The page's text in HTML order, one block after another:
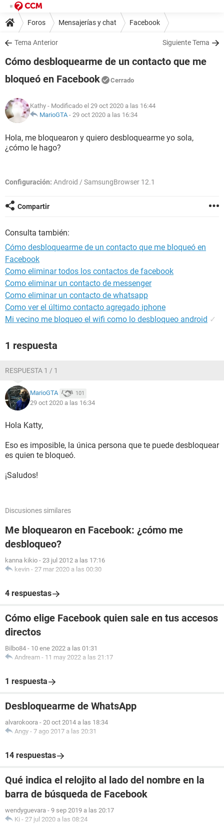
Foros Mensajerías y chat Facebook
Tema Anterior Siguiente Tema
Cómo desbloquearme de un contacto que me
bloqueó en Facebook
Cerrado
Kathy - Modificado el 29 oct 2020 a las 16:44
MarioGTA- 29 oct 2020 a las 16:34
Hola, me bloquearon y quiero desbloquearme yo sola,
¿cómo le hago?
Configuración: Android / SamsungBrowser 12.1
Compartir
Consulta también:
Cómo desbloquearme de un contacto que me bloqueó en
Facebook
Como eliminar todos los contactos de facebook
Como eliminar un contacto de messenger
Como eliminar un contacto de whatsapp
Como ver el último contacto agregado iphone
Mi vecino me bloqueo el wifi como lo desbloqueo android ✓
1 respuesta
RESPUESTA 1 / 1
MarioGTA 101
29 oct 2020 a las 16:34
Hola Katty,
Eso es imposible, la única persona que te puede desbloquear
es quien te bloqueó.
¡Saludos!
Discusiones similares
Me bloquearon en Facebook: ¿cómo me
desbloqueo?
kanna kikio - 23 jul 2012 a las 17:16
kevin - 27 mar 2020 a las 00:30
4 respuestas
Cómo elige Facebook quien sale en tus accesos
directos
Bilbo84 - 10 ene 2022 a las 01:31
Andream - 11 may 2022 a las 21:17
1 respuesta
Desbloquearme de WhatsApp
alvarokoora - 20 oct 2014 a las 18:34
Angy - 7 ago 2017 a las 20:31
14 respuestas
Qué indica el relojito al lado del nombre en la
barra de búsqueda de Facebook
wendyguevara - 9 sep 2019 a las 20:17
Ki - 27 jul 2020 a las 08:24